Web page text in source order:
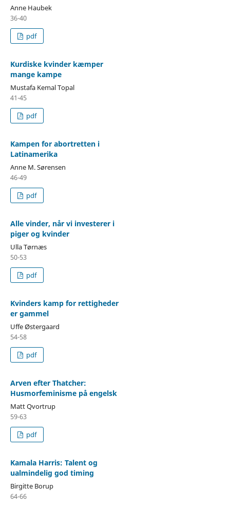
Anne Haubek
36-40
pdf
Kurdiske kvinder kæmper
mange kampe
Mustafa Kemal Topal
41-45
pdf
Kampen for abortretten i
Latinamerika
Anne M. Sørensen
46-49
pdf
Alle vinder, når vi investerer i
piger og kvinder
Ulla Tørnæs
50-53
pdf
Kvinders kamp for rettigheder
er gammel
Uffe Østergaard
54-58
pdf
Arven efter Thatcher:
Husmorfeminisme på engelsk
Matt Qvortrup
59-63
pdf
Kamala Harris: Talent og
ualmindelig god timing
Birgitte Borup
64-66